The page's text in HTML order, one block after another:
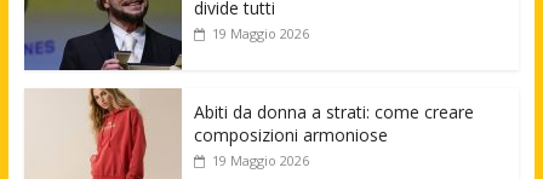
divide tutti
19 Maggio 2026
Abiti da donna a strati: come creare
composizioni armoniose
19 Maggio 2026